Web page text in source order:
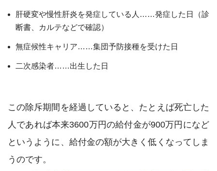
肝硬変や慢性肝炎を発症している人……発症した日（診
断書、カルテなどで確認）
無症候性キャリア……集団予防接種を受けた日
二次感染者……出生した日
この除斥期間を経過していると、たとえば死亡した
人であれば本来3600万円の給付金が900万円になど
というように、給付金の額が大きく低くなってしま
うのです。